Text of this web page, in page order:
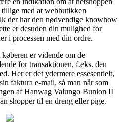
med at webbutikken
der har den nødvendige knowhow
er desuden din mulighed for
i processen med din ordre.
er vidende om de
for transaktionen, f.eks. den
Her er det ydermere essesentielt,
faktura e-mail, så man når som
af Hanwag Valungo Bunion II
shopper til en dreng eller pige.